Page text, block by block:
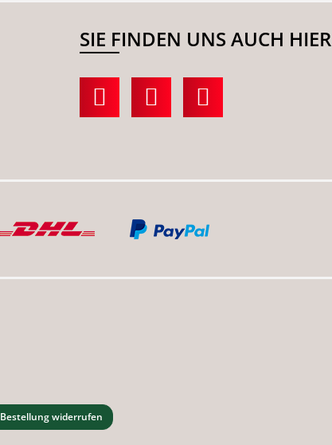
SIE FINDEN UNS AUCH HIER
Bestellung widerrufen